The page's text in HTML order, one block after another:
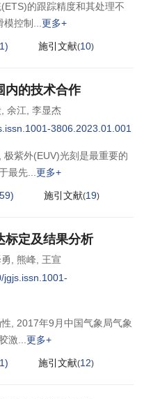
的跟踪精度和其处理不
模控制
更多+
) 施引文献(10)
内的技术合作
余江 李显杰
3806.2023.01.001
紫外(EUV)光刻是最重要的
最先
更多+
59) 施引文献(19)
标定及结果分析
熊峰
王宣
jgjs.issn.1001-
, 2017年9月中国气象局气象
激
更多+
) 施引文献(12)